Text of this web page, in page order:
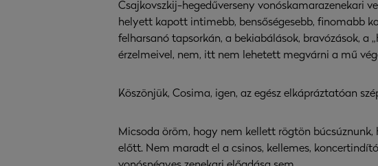
Csajkovszkij-hegedűverseny vonóskamarazenekari
helyett kapott intimebb, bensőségesebb, finomabb
felharsanó tapsorkán, a bekiabálások, bravózások,
érzelmeivel, nem, itt nem lehetett megvárni a mű
Köszönjük, Cosima, igen, az egész elkápráztatóan
Micsoda öröm, hogy nem kellett rögtön
előtt. Nem maradt el a csinos, kellemes,